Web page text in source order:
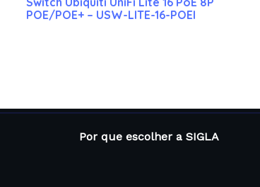
POE/POE+ – USW-LITE-16-POEI
Por que escolher a SIGLA